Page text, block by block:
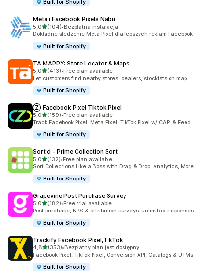
Built for Shopify
Meta i Facebook Pixels Nabu
5,0na 5 gwiazdek
(104)
Łączna liczba recenzji: 104
•Bezpłatna instalacja
Dokładne śledzenie Meta Pixel dla lepszych reklam Facebook
Built for Shopify
TA MAPPY: Store Locator & Maps
5,0na 5 gwiazdek
(413)
Łączna liczba recenzji: 413
•Free plan available
Let customers find nearby stores, dealers, stockists on map
Built for Shopify
Ⓩ Facebook Pixel Tiktok Pixel
5,0na 5 gwiazdek
(159)
Łączna liczba recenzji: 159
•Free plan available
Track Facebook Pixel, Meta Pixel, TikTok Pixel w/ CAPI & Feed
Built for Shopify
Sort'd ‑ Prime Collection Sort
5,0na 5 gwiazdek
(132)
Łączna liczba recenzji: 132
•Free plan available
Sort Collections Like a Boss with Drag & Drop, Analytics, More
Built for Shopify
Grapevine Post Purchase Survey
5,0na 5 gwiazdek
(182)
Łączna liczba recenzji: 182
•Free trial available
Post purchase, NPS & attribution surveys, unlimited responses
Built for Shopify
Trackify Facebook Pixel,TikTok
4,8na 5 gwiazdek
(353)
Łączna liczba recenzji: 353
•Bezpłatny plan jest dostępny
Facebook Pixel, TikTok Pixel, Conversion API, Catalogs & UTMs
Built for Shopify